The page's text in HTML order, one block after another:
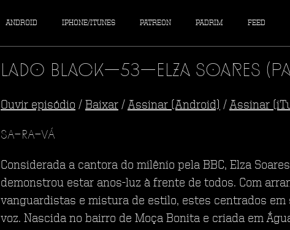
ANDROID IPHONE/ITUNES PATREON PADRIM FEED
Lado Black—53—Elza Soares
Ouvir episódio / Baixar / Assinar (Android) / Assinar
SA-RA-VÁ
Considerada a cantora do milênio pela BBC, Elza
demonstrou estar anos-luz à frente de todos. Com
vanguardistas e mistura de estilo, estes centrados em
voz. Nascida no bairro de Moça Bonita e criada em